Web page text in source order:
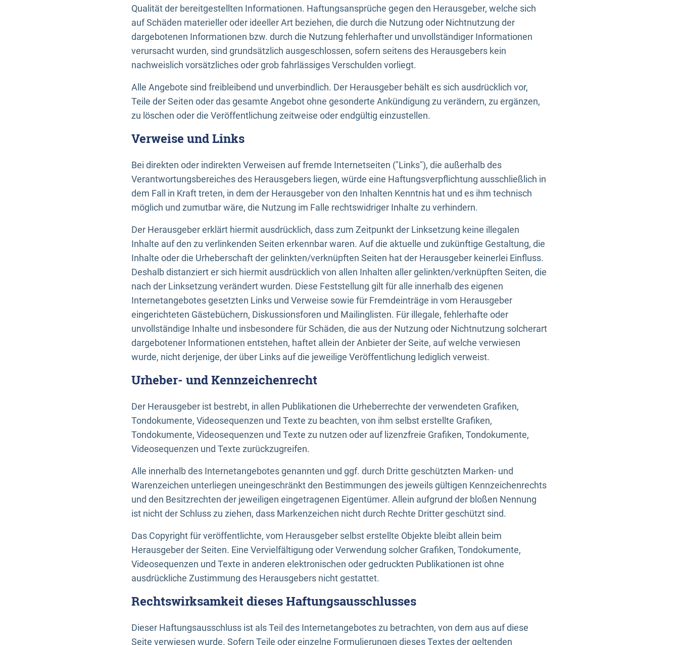
Qualität der bereitgestellten Informationen. Haftungsansprüche gegen den Herausgeber, welche sich
auf Schäden materieller oder ideeller Art beziehen, die durch die Nutzung oder Nichtnutzung der
dargebotenen Informationen bzw. durch die Nutzung fehlerhafter und unvollständiger Informationen
verursacht wurden, sind grundsätzlich ausgeschlossen, sofern seitens des Herausgebers kein
nachweislich vorsätzliches oder grob fahrlässiges Verschulden vorliegt.
Alle Angebote sind freibleibend und unverbindlich. Der Herausgeber behält es sich ausdrücklich vor,
Teile der Seiten oder das gesamte Angebot ohne gesonderte Ankündigung zu verändern, zu ergänzen,
zu löschen oder die Veröffentlichung zeitweise oder endgültig einzustellen.
Verweise und Links
Bei direkten oder indirekten Verweisen auf fremde Internetseiten ("Links"), die außerhalb des
Verantwortungsbereiches des Herausgebers liegen, würde eine Haftungsverpflichtung ausschließlich in
dem Fall in Kraft treten, in dem der Herausgeber von den Inhalten Kenntnis hat und es ihm technisch
möglich und zumutbar wäre, die Nutzung im Falle rechtswidriger Inhalte zu verhindern.
Der Herausgeber erklärt hiermit ausdrücklich, dass zum Zeitpunkt der Linksetzung keine illegalen
Inhalte auf den zu verlinkenden Seiten erkennbar waren. Auf die aktuelle und zukünftige Gestaltung, die
Inhalte oder die Urheberschaft der gelinkten/verknüpften Seiten hat der Herausgeber keinerlei Einfluss.
Deshalb distanziert er sich hiermit ausdrücklich von allen Inhalten aller gelinkten/verknüpften Seiten, die
nach der Linksetzung verändert wurden. Diese Feststellung gilt für alle innerhalb des eigenen
Internetangebotes gesetzten Links und Verweise sowie für Fremdeinträge in vom Herausgeber
eingerichteten Gästebüchern, Diskussionsforen und Mailinglisten. Für illegale, fehlerhafte oder
unvollständige Inhalte und insbesondere für Schäden, die aus der Nutzung oder Nichtnutzung solcherart
dargebotener Informationen entstehen, haftet allein der Anbieter der Seite, auf welche verwiesen
wurde, nicht derjenige, der über Links auf die jeweilige Veröffentlichung lediglich verweist.
Urheber- und Kennzeichenrecht
Der Herausgeber ist bestrebt, in allen Publikationen die Urheberrechte der verwendeten Grafiken,
Tondokumente, Videosequenzen und Texte zu beachten, von ihm selbst erstellte Grafiken,
Tondokumente, Videosequenzen und Texte zu nutzen oder auf lizenzfreie Grafiken, Tondokumente,
Videosequenzen und Texte zurückzugreifen.
Alle innerhalb des Internetangebotes genannten und ggf. durch Dritte geschützten Marken- und
Warenzeichen unterliegen uneingeschränkt den Bestimmungen des jeweils gültigen Kennzeichenrechts
und den Besitzrechten der jeweiligen eingetragenen Eigentümer. Allein aufgrund der bloßen Nennung
ist nicht der Schluss zu ziehen, dass Markenzeichen nicht durch Rechte Dritter geschützt sind.
Das Copyright für veröffentlichte, vom Herausgeber selbst erstellte Objekte bleibt allein beim
Herausgeber der Seiten. Eine Vervielfältigung oder Verwendung solcher Grafiken, Tondokumente,
Videosequenzen und Texte in anderen elektronischen oder gedruckten Publikationen ist ohne
ausdrückliche Zustimmung des Herausgebers nicht gestattet.
Rechtswirksamkeit dieses Haftungsausschlusses
Dieser Haftungsausschluss ist als Teil des Internetangebotes zu betrachten, von dem aus auf diese
Seite verwiesen wurde. Sofern Teile oder einzelne Formulierungen dieses Textes der geltenden